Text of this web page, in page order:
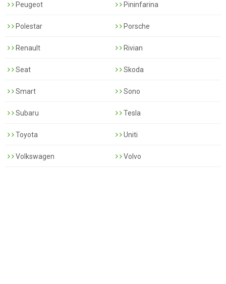
Peugeot Pininfarina
Polestar Porsche
Renault Rivian
Seat Skoda
Smart Sono
Subaru Tesla
Toyota Uniti
Volkswagen Volvo